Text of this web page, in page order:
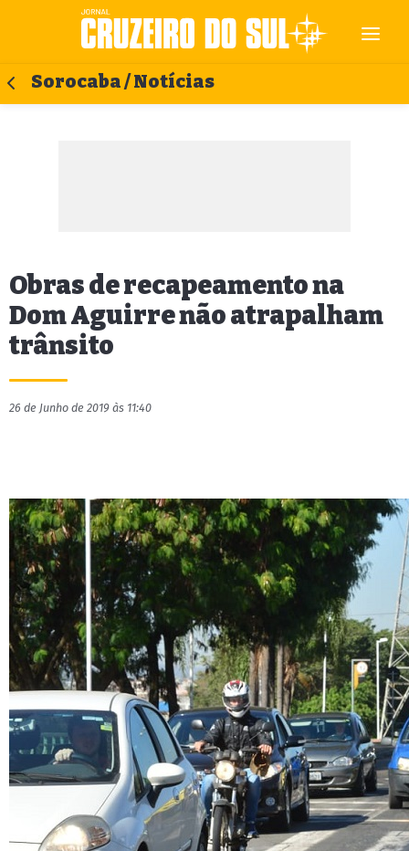
Sorocaba / Notícias
Obras de recapeamento na
Dom Aguirre não atrapalham
trânsito
26 de Junho de 2019 às 11:40